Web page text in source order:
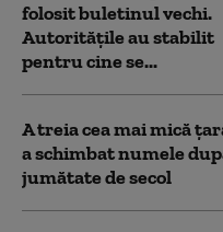
folosit buletinul vechi.
Autoritățile au stabilit
pentru cine se...
A treia cea mai mică
a schimbat numele
jumătate de secol